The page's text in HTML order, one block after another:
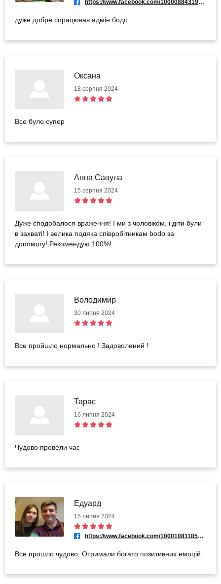
https://www.facebook.com/100008843192570
дуже добре спрацював адмін бодо
Оксана
18 серпня 2024
Все було супер
Анна Савула
15 серпня 2024
Дуже сподобалося враження! І ми з чоловіком, і діти були
в захваті! І велика подяка співробітникам bodo за
допомогу! Рекомендую 100%!
Володимир
30 липня 2024
Все пройшло нормально ! Задоволений !
Тарас
16 липня 2024
Чудово провели час
Едуард
15 липня 2024
https://www.facebook.com/100010811850651
Все прошло чудово. Отримали богато позитивних емоцій.